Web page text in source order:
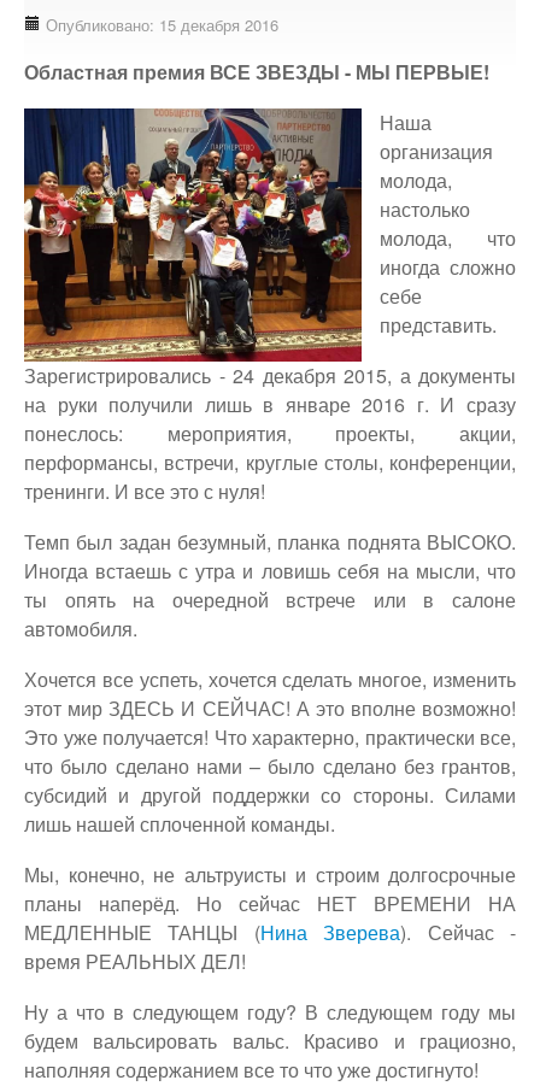
Наши проекты
Our projects
Публичная отетность
Our public reporting
Публикации
Our publication
Контакты
Our contact
Опубликовано: 15 декабря 2016
Областная премия ВСЕ ЗВЕЗДЫ - МЫ ПЕРВЫЕ!
Наша
организация
молода,
настолько
молода, что
иногда сложно
себе
представить.
Зарегистрировались - 24 декабря 2015, а документы
на руки получили лишь в январе 2016 г. И сразу
понеслось: мероприятия, проекты, акции,
перформансы, встречи, круглые столы, конференции,
тренинги. И все это с нуля!
Темп был задан безумный, планка поднята ВЫСОКО.
Иногда встаешь с утра и ловишь себя на мысли, что
ты опять на очередной встрече или в салоне
автомобиля.
Хочется все успеть, хочется сделать многое, изменить
этот мир ЗДЕСЬ И СЕЙЧАС! А это вполне возможно!
Это уже получается! Что характерно, практически все,
что было сделано нами – было сделано без грантов,
субсидий и другой поддержки со стороны. Силами
лишь нашей сплоченной команды.
Мы, конечно, не альтруисты и строим долгосрочные
планы наперёд. Но сейчас НЕТ ВРЕМЕНИ НА
МЕДЛЕННЫЕ ТАНЦЫ (Нина Зверева). Сейчас -
время РЕАЛЬНЫХ ДЕЛ!
Ну а что в следующем году? В следующем году мы
будем вальсировать вальс. Красиво и грациозно,
наполняя содержанием все то что уже достигнуто!